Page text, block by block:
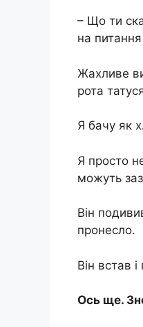
– Що ти
на
Жахливе
рота
Я бачу як
Я просто
можуть
Він
пронесло.
Він встав
Ось ще.